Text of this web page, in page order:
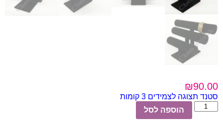
₪90.00
סטנד תצוגה לצמידים 3 קומות
כמות
של
הוספה לסל